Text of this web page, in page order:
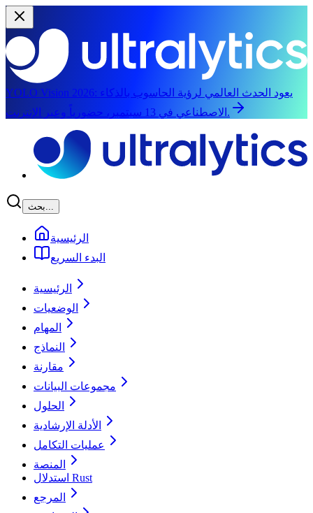
YOLO Vision 2026: يعود الحدث العالمي لرؤية الحاسوب بالذكاء
الاصطناعي في 13 سبتمبر، حضورياً وعبر الإنترنت.
بحث...
الرئيسية
البدء السريع
الرئيسية
الوضعيات
المهام
النماذج
مقارنة
مجموعات البيانات
الحلول
الأدلة الإرشادية
عمليات التكامل
المنصة
استدلال Rust
المرجع